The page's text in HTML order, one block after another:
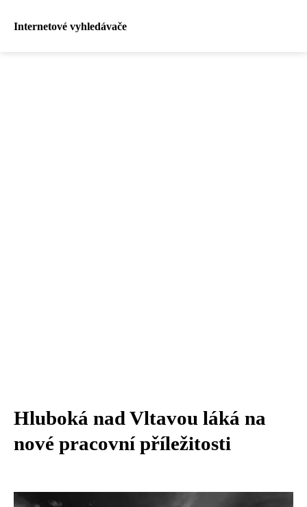
Internetové vyhledávače
Hluboká nad Vltavou láká na
nové pracovní příležitosti